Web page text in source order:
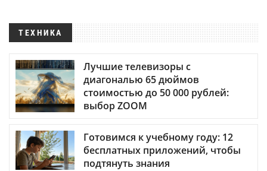
ТЕХНИКА
Лучшие телевизоры с
диагональю 65 дюймов
стоимостью до 50 000 рублей:
выбор ZOOM
Готовимся к учебному году: 12
бесплатных приложений, чтобы
подтянуть знания